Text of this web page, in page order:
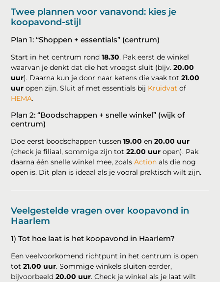
Twee plannen voor vanavond: kies je
koopavond-stijl
Plan 1: “Shoppen + essentials” (centrum)
Start in het centrum rond18.30. Pak eerst de winkel
waarvan je denkt dat die het vroegst sluit (bijv.20.00
uur). Daarna kun je door naar ketens die vaak tot21.00
uur open zijn. Sluit af met essentials bij Kruidvat of
HEMA.
Plan 2: “Boodschappen + snelle winkel” (wijk of
centrum)
Doe eerst boodschappen tussen19.00 en20.00 uur
(check je filiaal, sommige zijn tot22.00 uur open). Pak
daarna één snelle winkel mee, zoalsAction als die nog
open is. Dit plan is ideaal als je vooral praktisch wilt zijn.
Veelgestelde vragen over koopavond in
Haarlem
1) Tot hoe laat is het koopavond in Haarlem?
Een veelvoorkomend richtpunt in het centrum is open
tot21.00 uur. Sommige winkels sluiten eerder,
bijvoorbeeld20.00 uur. Check je winkel als je laat wilt